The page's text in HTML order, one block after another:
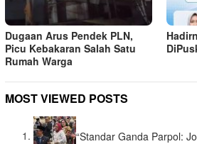
Dugaan Arus Pendek PLN,
Picu Kebakaran Salah Satu
Rumah Warga
MOST VIEWED POSTS
“Standar Ganda Parpol: